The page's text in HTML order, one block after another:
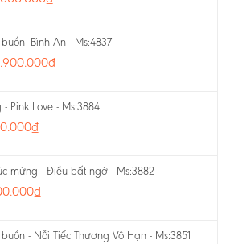
-Bình An - Ms:4837
₫
Pink Love - Ms:3884
₫
mừng - Điều bất ngờ - Ms:3882
₫
- Nỗi Tiếc Thương Vô Hạn - Ms:3851